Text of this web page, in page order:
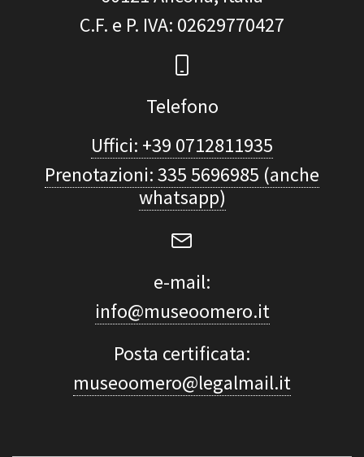
C.F. e P. IVA: 02629770427
Telefono
Uffici: +39 0712811935
Prenotazioni: 335 5696985 (anche
whatsapp)
e-mail:
info@museoomero.it
Posta certificata:
museoomero@legalmail.it